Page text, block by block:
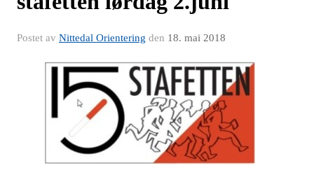
Postet av Nittedal Orientering den 18. mai 2018